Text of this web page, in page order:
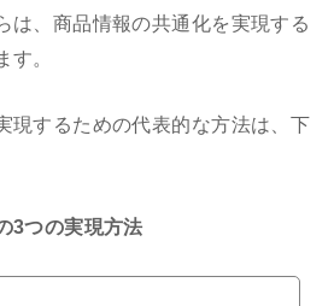
は、商品情報の共通化を実現する
す。
現するための代表的な方法は、下
3つの実現方法